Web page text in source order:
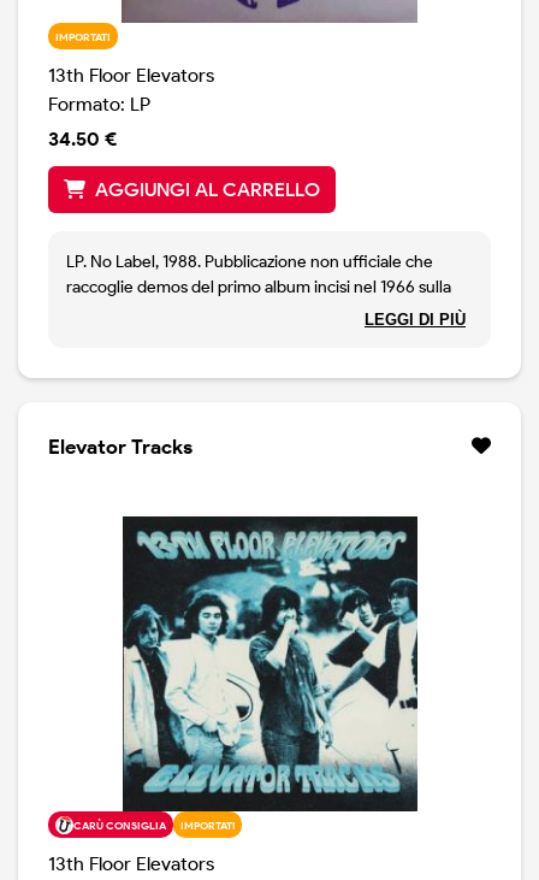
IMPORTATI
13th Floor Elevators
Formato: LP
34.50 €
AGGIUNGI AL CARRELLO
LP. No Label, 1988. Pubblicazione non ufficiale che
raccoglie demos del primo album incisi nel 1966 sulla
prima facciata e un concerto registrato a New Orleans
LEGGI DI PIÙ
Elevator Tracks
CARÙ CONSIGLIA IMPORTATI
13th Floor Elevators